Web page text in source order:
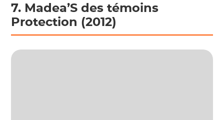
7. Madea’S des témoins
Protection (2012)